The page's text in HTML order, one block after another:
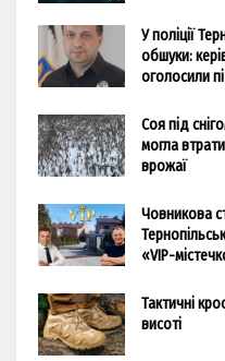
У поліції
обшуки:
оголосили
Соя під
могла
врожаї
Човникова
«VIP-
Тактичні
висоті